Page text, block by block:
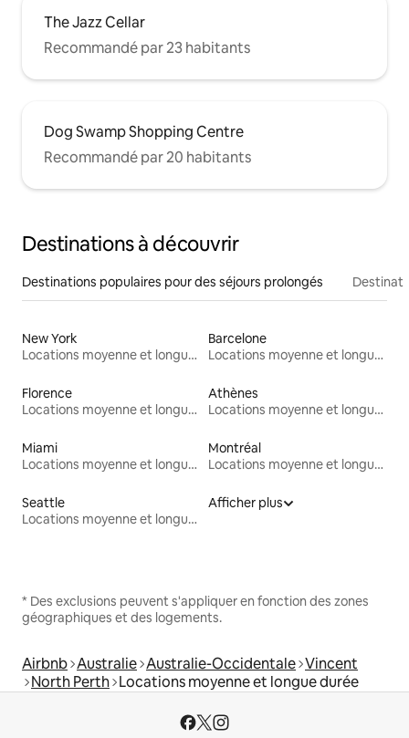
The Jazz Cellar
Recommandé par 23 habitants
Dog Swamp Shopping Centre
Recommandé par 20 habitants
Destinations à découvrir
Destinations populaires pour des séjours prolongés
New York
Locations moyenne et longue durée
Barcelone
Locations moyenne et longue durée
Florence
Locations moyenne et longue durée
Athènes
Locations moyenne et longue durée
Miami
Locations moyenne et longue durée
Montréal
Locations moyenne et longue durée
Seattle
Locations moyenne et longue durée
Afficher plus
* Des exclusions peuvent s'appliquer en fonction des zones
géographiques et des logements.
Airbnb Australie Australie-Occidentale Vincent
North Perth Locations moyenne et longue durée